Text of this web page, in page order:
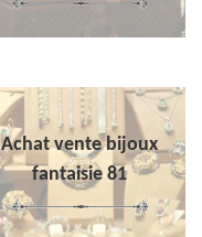
Achat vente bijoux
fantaisie 81